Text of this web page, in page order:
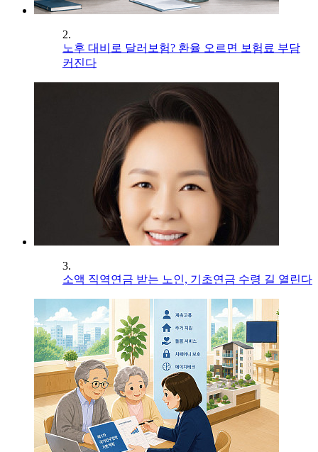
2.
노후 대비로 달러보험? 환율 오르면 보험료 부담
커진다
3.
소액 직역연금 받는 노인, 기초연금 수령 길 열린다